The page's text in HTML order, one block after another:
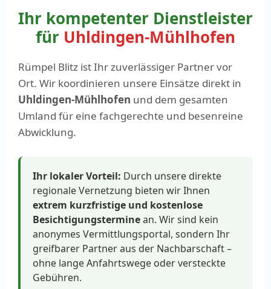
Ihr kompetenter Dienstleister
für Uhldingen-Mühlhofen
Rümpel Blitz ist Ihr zuverlässiger Partner vor
Ort. Wir koordinieren unsere Einsätze direkt in
Uhldingen-Mühlhofen und dem gesamten
Umland für eine fachgerechte und besenreine
Abwicklung.
Ihr lokaler Vorteil: Durch unsere direkte
regionale Vernetzung bieten wir Ihnen
extrem kurzfristige und kostenlose
Besichtigungsterminean. Wir sind kein
anonymes Vermittlungsportal, sondern Ihr
greifbarer Partner aus der Nachbarschaft –
ohne lange Anfahrtswege oder versteckte
Gebühren.